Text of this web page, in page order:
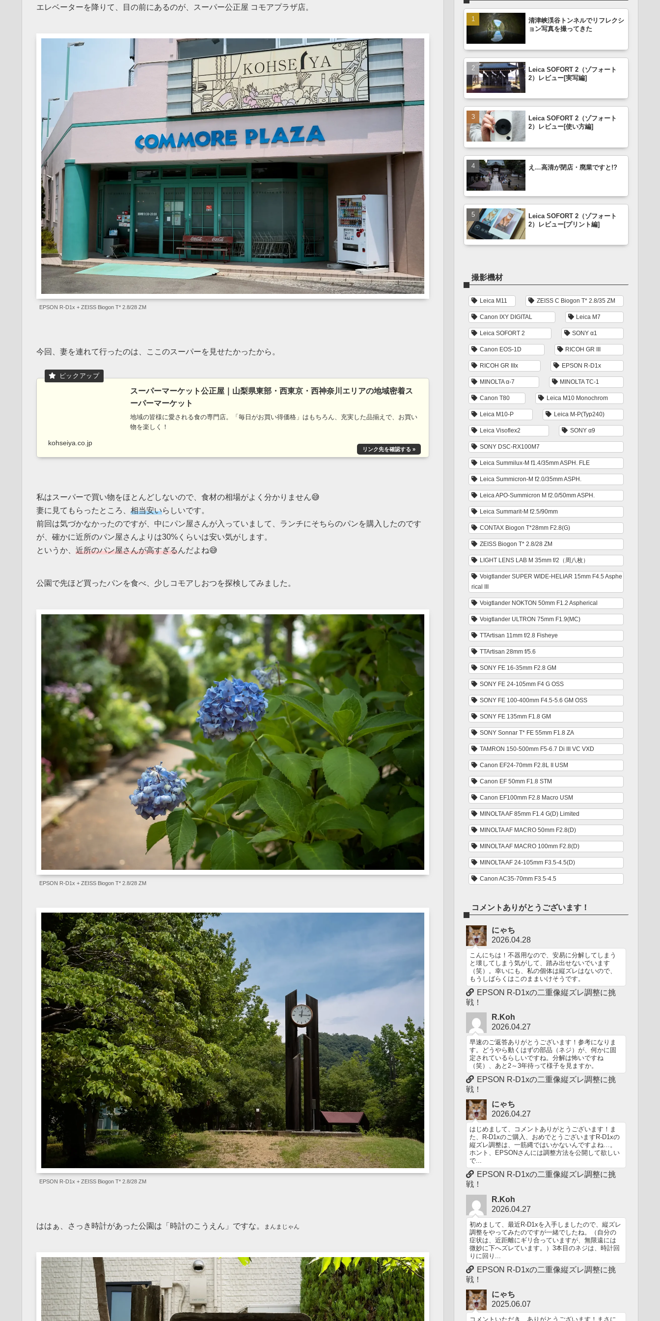
エレベーターを降りて、目の前にあるのが、スーパー公正屋 コモアプラザ店。
EPSON R-D1x + ZEISS Biogon T* 2.8/28 ZM
今回、妻を連れて行ったのは、ここのスーパーを見せたかったから。
スーパーマーケット公正屋｜山梨県東部・西東京・西神奈川エリアの地域密着ス
ーパーマーケット
地域の皆様に愛される食の専門店。「毎日がお買い得価格」はもちろん、充実した品揃えで、お買い
物を楽しく！
kohseiya.co.jp
私はスーパーで買い物をほとんどしないので、食材の相場がよく分かりません😅
妻に見てもらったところ、 相当安いらしいです。
前回は気づかなかったのですが、中にパン屋さんが入っていまして、ランチにそちらのパンを購入したのです
が、確かに近所のパン屋さんよりは30%くらいは安い気がします。
というか、 近所のパン屋さんが高すぎるんだよね😅
公園で先ほど買ったパンを食べ、少しコモアしおつを探検してみました。
EPSON R-D1x + ZEISS Biogon T* 2.8/28 ZM
EPSON R-D1x + ZEISS Biogon T* 2.8/28 ZM
ははぁ、さっき時計があった公園は「時計のこうえん」ですな。 まんまじゃん
清津峡渓谷トンネルでリフレクシ
ョン写真を撮ってきた
Leica SOFORT 2（ゾフォート
2）レビュー[実写編]
Leica SOFORT 2（ゾフォート
2）レビュー[使い方編]
え…高清が閉店・廃業ですと!?
Leica SOFORT 2（ゾフォート
2）レビュー[プリント編]
撮影機材
Leica M11 ZEISS C Biogon T* 2.8/35 ZM
Canon IXY DIGITAL Leica M7
Leica SOFORT 2 SONY α1
Canon EOS-1D RICOH GR III
RICOH GR IIIx EPSON R-D1x
MINOLTA α-7 MINOLTA TC-1
Canon T80 Leica M10 Monochrom
Leica M10-P Leica M-P(Typ240)
Leica Visoflex2 SONY α9
SONY DSC-RX100M7
Leica Summilux-M f1.4/35mm ASPH. FLE
Leica Summicron-M f2.0/35mm ASPH.
Leica APO-Summicron M f2.0/50mm ASPH.
Leica Summarit-M f2.5/90mm
CONTAX Biogon T*28mm F2.8(G)
ZEISS Biogon T* 2.8/28 ZM
LIGHT LENS LAB M 35mm f/2（周八枚）
Voigtlander SUPER WIDE-HELIAR 15mm F4.5 Asphe
rical III
Voigtlander NOKTON 50mm F1.2 Aspherical
Voigtlander ULTRON 75mm F1.9(MC)
TTArtisan 11mm f/2.8 Fisheye
TTArtisan 28mm f/5.6
SONY FE 16-35mm F2.8 GM
SONY FE 24-105mm F4 G OSS
SONY FE 100-400mm F4.5-5.6 GM OSS
SONY FE 135mm F1.8 GM
SONY Sonnar T* FE 55mm F1.8 ZA
TAMRON 150-500mm F5-6.7 Di III VC VXD
Canon EF24-70mm F2.8L II USM
Canon EF 50mm F1.8 STM
Canon EF100mm F2.8 Macro USM
MINOLTA AF 85mm F1.4 G(D) Limited
MINOLTA AF MACRO 50mm F2.8(D)
MINOLTA AF MACRO 100mm F2.8(D)
MINOLTA AF 24-105mm F3.5-4.5(D)
Canon AC35-70mm F3.5-4.5
コメントありがとうございます！
にゃち
2026.04.28
こんにちは！不器用なので、安易に分解してしまう
と壊してしまう気がして、踏み出せないでいます
（笑）。幸いにも、私の個体は縦ズレはないので、
もうしばらくはこのままいけそうです。
EPSON R-D1xの二重像縦ズレ調整に挑
戦！
R.Koh
2026.04.27
早速のご返答ありがとうございます！参考になりま
す。どうやら動くはずの部品（ネジ）が、何かに固
定されているらしいですね。分解は怖いですね
（笑）、あと2～3年待って様子を見ますか。
EPSON R-D1xの二重像縦ズレ調整に挑
戦！
にゃち
2026.04.27
はじめまして、コメントありがとうございます！ま
た、R-D1xのご購入、おめでとうございますR-D1xの
縦ズレ調整は、一筋縄ではいかないんですよね…。
ホント、EPSONさんには調整方法を公開して欲しい
で...
EPSON R-D1xの二重像縦ズレ調整に挑
戦！
R.Koh
2026.04.27
初めまして、最近R-D1xを入手しましたので、縦ズレ
調整をやってみたのですが一緒でしたね。（自分の
症状は、近距離にギリ合っていますが、無限遠には
微妙に下へズレています。）3本目のネジは、時計回
りに回り...
EPSON R-D1xの二重像縦ズレ調整に挑
戦！
にゃち
2025.06.07
コメントいただき、ありがとうございます！まさに